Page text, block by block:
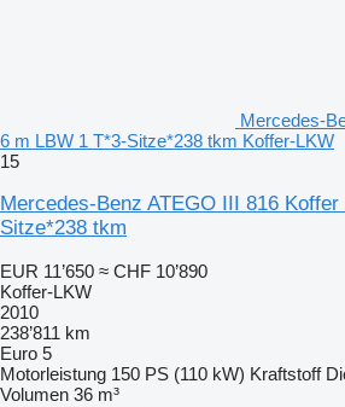
Mercedes-
6 m LBW 1 T*3-Sitze*238 tkm Koffer-LKW
15
Mercedes-Benz ATEGO III 816
Sitze*238 tkm
EUR 11’650 ≈ CHF 10’890
Koffer-LKW
2010
238’811 km
Euro 5
Motorleistung 150 PS (110 kW) Kraftstoff
Volumen 36 m³